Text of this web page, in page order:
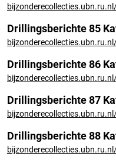
Drillingsberichte 85
Drillingsberichte 86
Drillingsberichte 87
Drillingsberichte 88